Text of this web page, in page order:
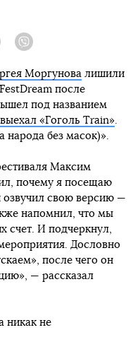
Telegram
Моргунова лишили
после
под названием
«Гоголь Train»
народа без масок)».
Максим
почему я посещаю
озвучил свою версию —
напомнил, что мы
счет. И подчеркнул,
Дословно
после чего он
— рассказал
никак не